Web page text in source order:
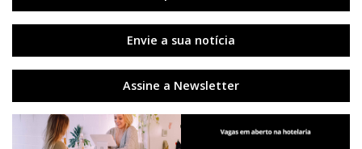
Envie a sua notícia
Assine a Newsletter